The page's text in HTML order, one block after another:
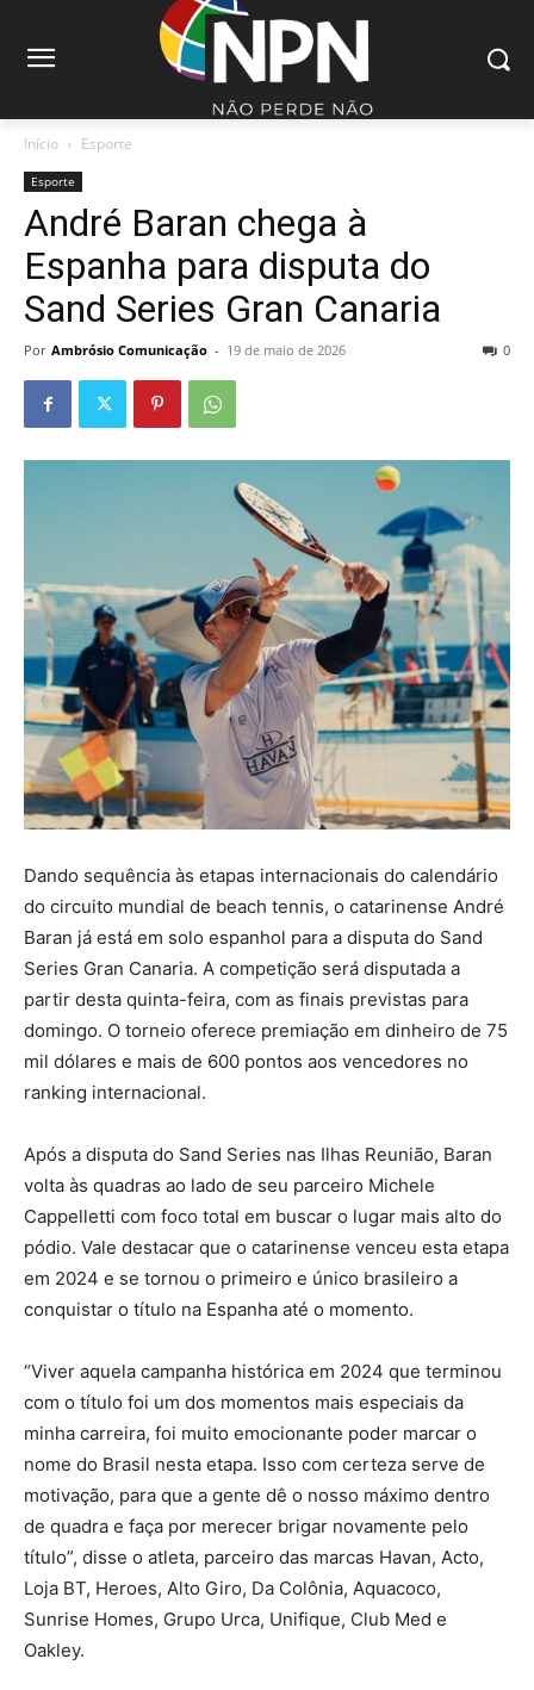
Início Esporte
Esporte
André Baran chega à
Espanha para disputa do
Sand Series Gran Canaria
Por Ambrósio Comunicação - 19 de maio de 2026 0
Dando sequência às etapas internacionais do calendário
do circuito mundial de beach tennis, o catarinense André
Baran já está em solo espanhol para a disputa do Sand
Series Gran Canaria. A competição será disputada a
partir desta quinta-feira, com as finais previstas para
domingo. O torneio oferece premiação em dinheiro de 75
mil dólares e mais de 600 pontos aos vencedores no
ranking internacional.
Após a disputa do Sand Series nas Ilhas Reunião, Baran
volta às quadras ao lado de seu parceiro Michele
Cappelletti com foco total em buscar o lugar mais alto do
pódio. Vale destacar que o catarinense venceu esta etapa
em 2024 e se tornou o primeiro e único brasileiro a
conquistar o título na Espanha até o momento.
“Viver aquela campanha histórica em 2024 que terminou
com o título foi um dos momentos mais especiais da
minha carreira, foi muito emocionante poder marcar o
nome do Brasil nesta etapa. Isso com certeza serve de
motivação, para que a gente dê o nosso máximo dentro
de quadra e faça por merecer brigar novamente pelo
título”, disse o atleta, parceiro das marcas Havan, Acto,
Loja BT, Heroes, Alto Giro, Da Colônia, Aquacoco,
Sunrise Homes, Grupo Urca, Unifique, Club Med e
Oakley.